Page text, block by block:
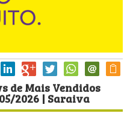
de Mais Vendidos
2026 | Saraiva